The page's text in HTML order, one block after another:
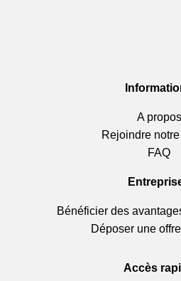
A propos
Rejoindre
FAQ
Bénéficier des
Déposer une
Accès